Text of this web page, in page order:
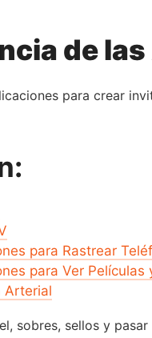
de
para crear
para Rastrear
para Ver Películas
Arterial
sobres, sellos y